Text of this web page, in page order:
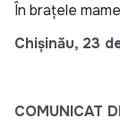
În brațele
Chișinău, 23
COMUNICAT